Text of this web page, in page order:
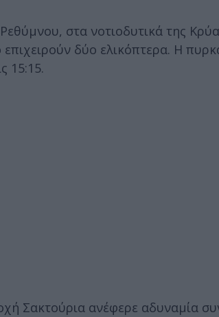
στα νοτιοδυτικά της
δύο ελικόπτερα. Η
15:15.
Σακτούρια ανέφερε αδυναμία